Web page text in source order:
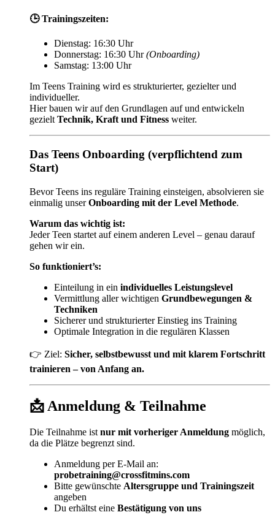
🕒 Trainingszeiten:
Dienstag: 16:30 Uhr
Donnerstag: 16:30 Uhr(Onboarding)
Samstag: 13:00 Uhr
Im Teens Training wird es strukturierter, gezielter und
individueller.
Hier bauen wir auf den Grundlagen auf und entwickeln
gezielt Technik, Kraft und Fitness weiter.
Das Teens Onboarding (verpflichtend zum
Start)
Bevor Teens ins reguläre Training einsteigen, absolvieren sie
einmalig unserOnboarding mit der Level Methode.
Warum das wichtig ist:
Jeder Teen startet auf einem anderen Level – genau darauf
gehen wir ein.
So funktioniert’s:
Einteilung in ein individuelles Leistungslevel
Vermittlung aller wichtigen Grundbewegungen &
Techniken
Sicherer und strukturierter Einstieg ins Training
Optimale Integration in die regulären Klassen
👉 Ziel: Sicher, selbstbewusst und mit klarem Fortschritt
trainieren – von Anfang an.
📩 Anmeldung & Teilnahme
Die Teilnahme ist nur mit vorheriger Anmeldung möglich,
da die Plätze begrenzt sind.
Anmeldung per E-Mail an:
probetraining@crossfitmins.com
Bitte gewünschte Altersgruppe und Trainingszeit
angeben
Du erhältst eine Bestätigung von uns